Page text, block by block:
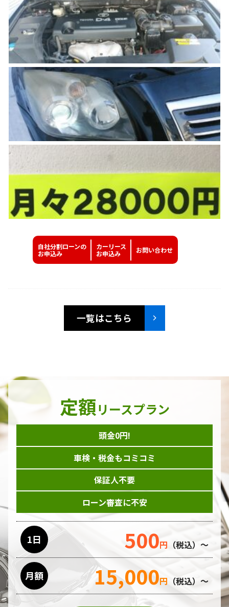
自社分割ローンの
お申込み
カーリース
お申込み
お問い合わせ
一覧はこちら
定額リースプラン
頭金0円!
車検・税金もコミコミ
保証人不要
ローン審査に不安
1日 500円 （税込）～
月額 15,000円 （税込）～